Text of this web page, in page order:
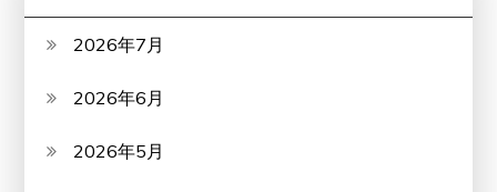
2026年7月
2026年6月
2026年5月